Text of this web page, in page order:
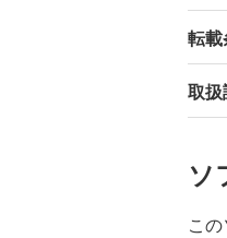
転
取扱
ソ
こ